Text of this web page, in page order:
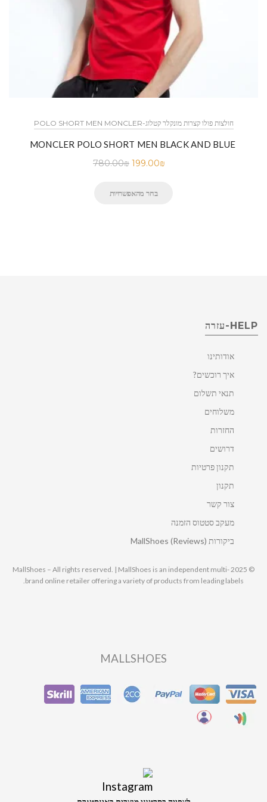
POLO SHORT MEN MONCLER-חולצות פולו קצרות מונקלר קטלוג
MONCLER POLO SHORT MEN BLACK AND BLUE
780.00₪ 199.00₪
בחר מהאפשרויות
HELP-עזרה
אודותינו
איך רוכשים?
תנאי תשלום
משלוחים
החזרות
דרושים
תקנון פרטיות
תקנון
צור קשר
מעקב סטטוס הזמנה
ביקורות MallShoes (Reviews)
© 2025 MallShoes – All rights reserved. | MallShoes is an independent multi-
brand online retailer offering a variety of products from leading labels.
MALLSHOES